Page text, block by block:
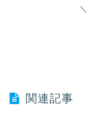
関連記事